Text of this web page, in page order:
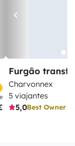
Furgão
Charvonnex
5 viajantes
5,0Best Owner